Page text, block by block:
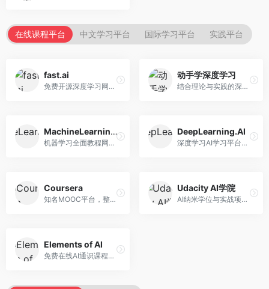
在线课程平台 中文学习平台 国际学习平台 实践平台
fast.ai
免费开源深度学习网站，专注于实用AI教学。面向开发者，提供免费深度学习课程、实战项目、代码库等资源，学习门槛低。
动手学深度学习
结合理论与实践的深度学习教材，专注于代码驱动学习。面向学生和开发者，提供深度学习理论、代码实现、练习题等资源，学习体验好。
MachineLearningMastery
机器学习全面教程网站，专注于实用技能教学。面向开发者，提供机器学习算法、Python实现、项目实战等教程，实用性强。
DeepLearning.AI
深度学习AI学习平台，由吴恩达创立。面向AI学习者，提供深度学习专项课程、AI新闻、技术社区等资源，课程质量权威。
Coursera
知名MOOC平台，整合全球顶尖大学课程资源。面向学习者，提供AI、机器学习、深度学习等课程，证书认可度高，课程质量专业。
Udacity AI学院
AI纳米学位与实战项目平台，专注于职业导向学习。面向AI从业者，提供机器学习、深度学习、计算机视觉等纳米学位，项目实战性强。
Elements of AI
免费在线AI通识课程，专注于AI基础知识普及。面向普通大众，提供AI概念、原理、应用等入门知识，语言通俗易懂。